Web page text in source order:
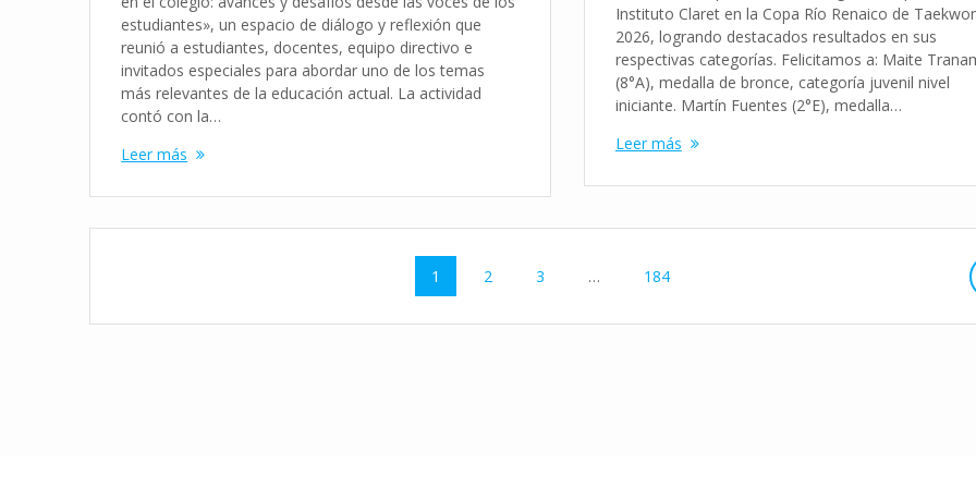
estudiantes», un espacio de diálogo y reflexión que
reunió a estudiantes, docentes, equipo directivo e
invitados especiales para abordar uno de los temas
más relevantes de la educación actual. La actividad
contó con la…
Leer más
Instituto Claret en la Copa Río Renaico de
2026, logrando destacados resultados en sus
respectivas categorías. Felicitamos a: Maite
(8°A), medalla de bronce, categoría juvenil nivel
iniciante. Martín Fuentes (2°E), medalla…
Leer más
entradas
Página
1 Página
2 Página
3 … Página
184